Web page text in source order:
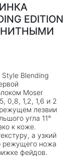
EDITION
Blending
Moser
0,8, 1,2, 1,6 и 2
лезвии
угла 11°
к коже.
а узкий
режущего ножа
фейдов.